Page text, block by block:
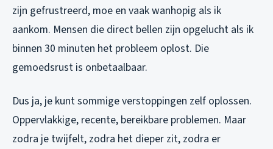
zijn gefrustreerd, moe en vaak wanhopig als ik
aankom. Mensen die direct bellen zijn opgelucht als ik
binnen 30 minuten het probleem oplost. Die
gemoedsrust is onbetaalbaar.
Dus ja, je kuntsommigeverstoppingen zelf oplossen.
Oppervlakkige, recente, bereikbare problemen. Maar
zodra je twijfelt, zodra het dieper zit, zodra er